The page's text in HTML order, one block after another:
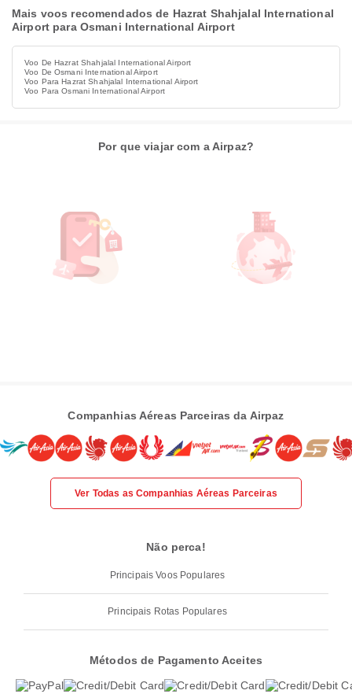
Mais voos recomendados de Hazrat Shahjalal International
Airport para Osmani International Airport
Voo De Hazrat Shahjalal International Airport
Voo De Osmani International Airport
Voo Para Hazrat Shahjalal International Airport
Voo Para Osmani International Airport
Por que viajar com a Airpaz?
Companhias Aéreas Parceiras da Airpaz
Ver Todas as Companhias Aéreas Parceiras
Não perca!
Principais Voos Populares
Principais Rotas Populares
Métodos de Pagamento Aceites